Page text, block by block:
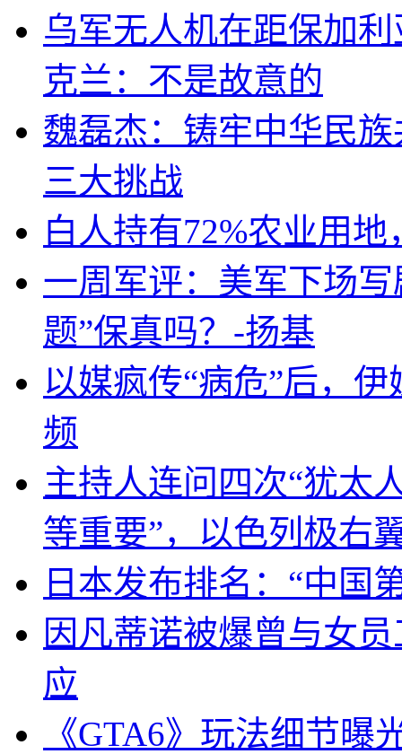
乌军无人机在距保加
克兰：不是故意的
魏磊杰：铸牢中华民
三大挑战
白人持有72%农业用
一周军评：美军下场
题”保真吗？-扬基
以媒疯传“病危”后，
频
主持人连问四次“犹太
等重要”，以色列极右
日本发布排名：“中国
因凡蒂诺被爆曾与女
应
《GTA6》玩法细节